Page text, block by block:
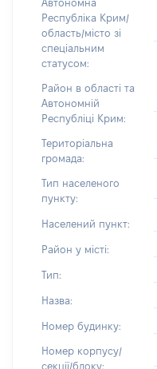
Автономна
Республіка Крим/
область/місто зі
спеціальним
статусом:
Район в області та
Автономній
Республіці Крим:
Територіальна
громада:
Тип населеного
пункту:
Населений пункт:
Район у місті:
Тип:
Назва:
Номер будинку:
Номер корпусу/
секції/блоку: